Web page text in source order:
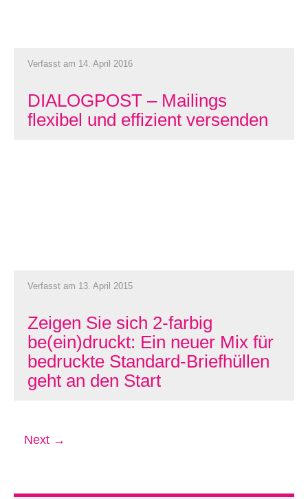
Verfasst am 14. April 2016
DIALOGPOST – Mailings
flexibel und effizient versenden
Verfasst am 13. April 2015
Zeigen Sie sich 2-farbig
be(ein)druckt: Ein neuer Mix für
bedruckte Standard-Briefhüllen
geht an den Start
Next →